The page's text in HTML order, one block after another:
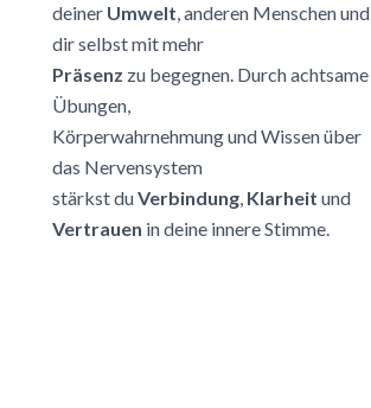
deiner Umwelt, anderen Menschen und
dir selbst mit mehr
Präsenz zu begegnen. Durch achtsame
Übungen,
Körperwahrnehmung und Wissen über
das Nervensystem
stärkst duVerbindung, Klarheit und
Vertrauen in deine innere Stimme.